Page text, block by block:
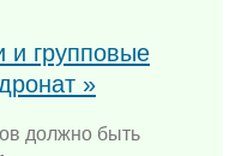
и групповые
»
должно быть